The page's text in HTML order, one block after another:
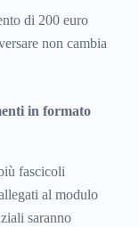
di 200 euro
non cambia
in formato
fascicoli
al modulo
saranno